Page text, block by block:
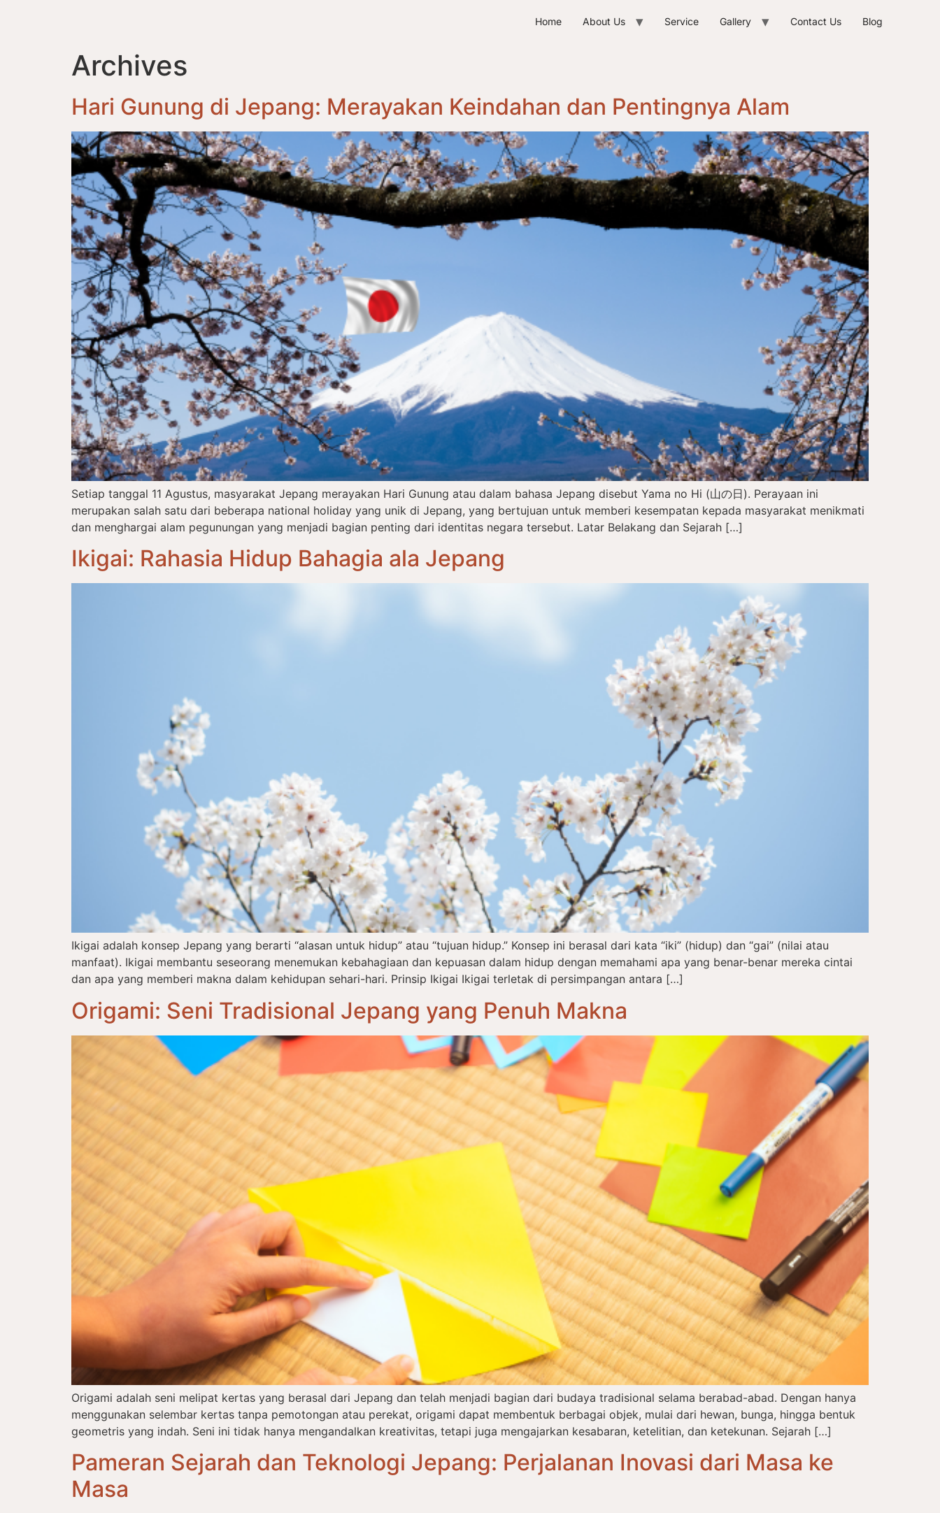
Home About Us Service Gallery Contact Us Blog
Archives
Hari Gunung di Jepang: Merayakan Keindahan dan Pentingnya Alam
Setiap tanggal 11 Agustus, masyarakat Jepang merayakan Hari Gunung atau dalam bahasa Jepang disebut Yama no Hi (山の日). Perayaan ini
merupakan salah satu dari beberapa national holiday yang unik di Jepang, yang bertujuan untuk memberi kesempatan kepada masyarakat menikmati
dan menghargai alam pegunungan yang menjadi bagian penting dari identitas negara tersebut. Latar Belakang dan Sejarah […]
Ikigai: Rahasia Hidup Bahagia ala Jepang
Ikigai adalah konsep Jepang yang berarti “alasan untuk hidup” atau “tujuan hidup.” Konsep ini berasal dari kata “iki” (hidup) dan “gai” (nilai atau
manfaat). Ikigai membantu seseorang menemukan kebahagiaan dan kepuasan dalam hidup dengan memahami apa yang benar-benar mereka cintai
dan apa yang memberi makna dalam kehidupan sehari-hari. Prinsip Ikigai Ikigai terletak di persimpangan antara […]
Origami: Seni Tradisional Jepang yang Penuh Makna
Origami adalah seni melipat kertas yang berasal dari Jepang dan telah menjadi bagian dari budaya tradisional selama berabad-abad. Dengan hanya
menggunakan selembar kertas tanpa pemotongan atau perekat, origami dapat membentuk berbagai objek, mulai dari hewan, bunga, hingga bentuk
geometris yang indah. Seni ini tidak hanya mengandalkan kreativitas, tetapi juga mengajarkan kesabaran, ketelitian, dan ketekunan. Sejarah […]
Pameran Sejarah dan Teknologi Jepang: Perjalanan Inovasi dari Masa ke
Masa